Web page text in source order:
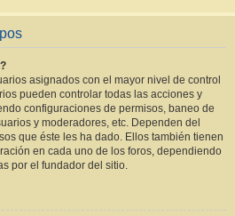
asignados con el mayor nivel de control
pueden controlar todas las acciones y
configuraciones de permisos, baneo de
y moderadores, etc. Dependen del
que éste les ha dado. Ellos también tienen
en cada uno de los foros, dependiendo
por el fundador del sitio.